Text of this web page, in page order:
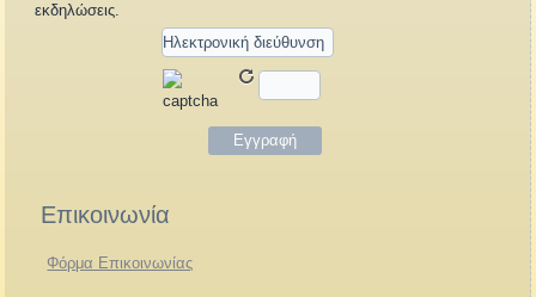
εκδηλώσεις.
Επικοινωνία
Φόρμα Επικοινωνίας